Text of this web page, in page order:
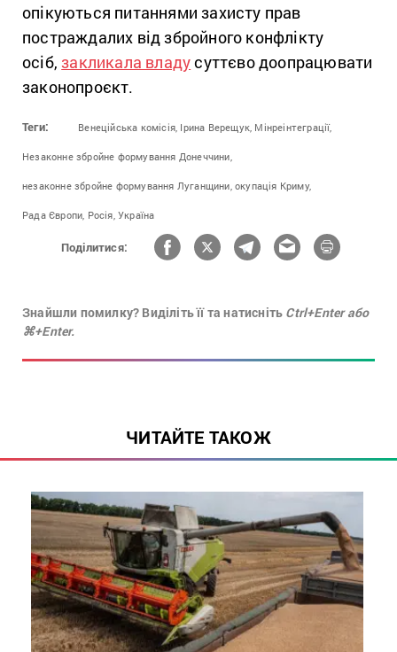
опікуються питаннями захисту прав
постраждалих від збройного конфлікту
осіб,закликала владусуттєво доопрацювати
законопроєкт.
Теги: Венеційська комісія, Ірина Верещук, Мінреінтеграції,
Незаконне збройне формування Донеччини,
незаконне збройне формування Луганщини, окупація Криму,
Рада Європи, Росія, Україна
Поділитися:
Знайшли помилку? Виділіть її та натисніть Ctrl+Enter або
⌘+Enter.
ЧИТАЙТЕ ТАКОЖ